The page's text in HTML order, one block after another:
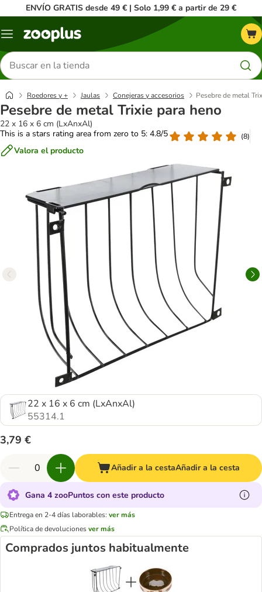
ENVÍO GRATIS desde 49 € | Solo 1,99 € a partir de 29 €
Menú
Buscar
productos
Roedores y + Jaulas Conejeras y accesorios Pesebre de metal
Pesebre de metal Trixie para heno
22 x 16 x 6 cm (LxAnxAl)
This is a stars rating area from zero to 5: 4.8/5
(8)
Valora el producto
22 x 16 x 6 cm (LxAnxAl)
55314.1
3,79 €
Añadir a la cestaAñadir a la cesta
Gana 4 zooPuntos con este producto
Entrega en 2-4 días laborables: ver más
Política de devolucionesver más
Comprados juntos habitualmente